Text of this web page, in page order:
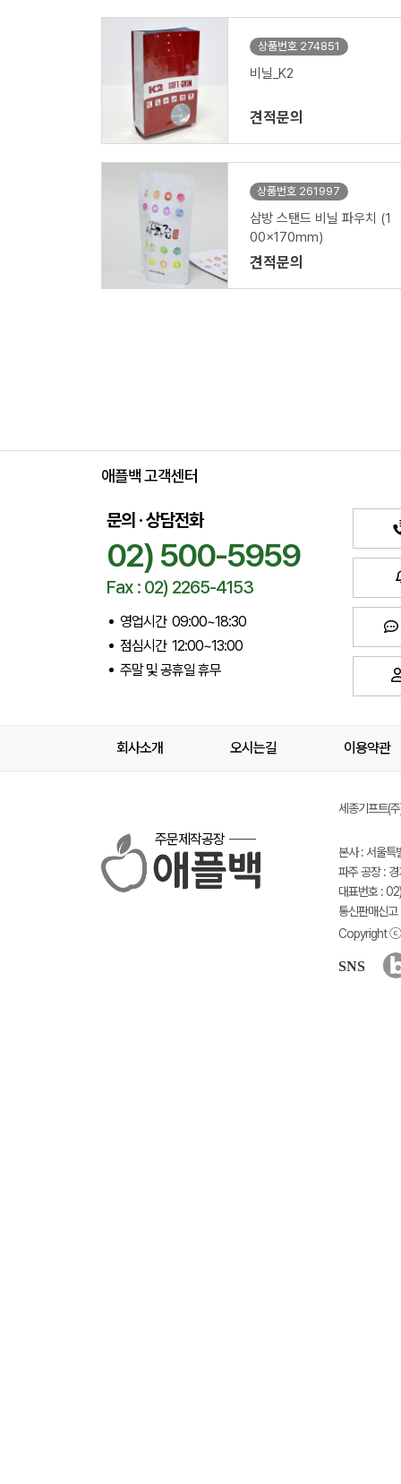
상품번호 274851
비닐_K2
견적문의
상품번호 261997
삼방 스탠드 비닐 파우치 (1
00x170mm)
견적문의
애플백 고객센터
문의 · 상담전화
02) 500-5959
Fax : 02) 2265-4153
영업시간 09:00~18:30
점심시간 12:00~13:00
주말 및 공휴일 휴무
회사소개 오시는길 이용약관
주문제작공장
세종기프트(
본사 : 서울
파주 공장 :
대표번호 :
통신판매신
Copyright ⓒ
SNS